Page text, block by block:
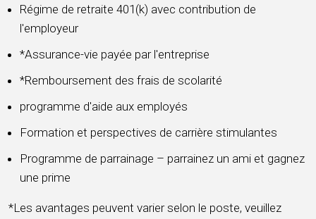
Régime de retraite 401(k) avec contribution de
l'employeur
*Assurance-vie payée par l'entreprise
*Remboursement des frais de scolarité
programme d'aide aux employés
Formation et perspectives de carrière stimulantes
Programme de parrainage – parrainez un ami et gagnez
une prime
*Les avantages peuvent varier selon le poste, veuillez